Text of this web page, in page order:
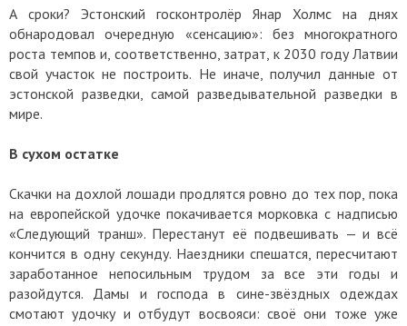
А сроки? Эстонский госконтролёр Янар Холмс на днях
обнародовал очередную «сенсацию»: без многократного
роста темпов и, соответственно, затрат, к 2030 году Латвии
свой участок не построить. Не иначе, получил данные от
эстонской разведки, самой разведывательной разведки в
мире.
В сухом остатке
Скачки на дохлой лошади продлятся ровно до тех пор, пока
на европейской удочке покачивается морковка с надписью
«Следующий транш». Перестанут её подвешивать — и всё
кончится в одну секунду. Наездники спешатся, пересчитают
заработанное непосильным трудом за все эти годы и
разойдутся. Дамы и господа в сине-звёздных одеждах
смотают удочку и отбудут восвояси: своё они тоже уже